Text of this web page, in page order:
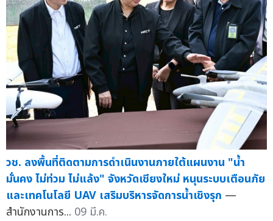
วช. ลงพื้นที่ติดตามการดำเนินงานภายใต้แผนงาน "น้ำ
มั่นคง ไม่ท่วม ไม่แล้ง" จังหวัดเชียงใหม่ หนุนระบบเตือนภัย
และเทคโนโลยี UAV เสริมบริหารจัดการน้ำเชิงรุก —
สำนักงานการ... 09 มี.ค.